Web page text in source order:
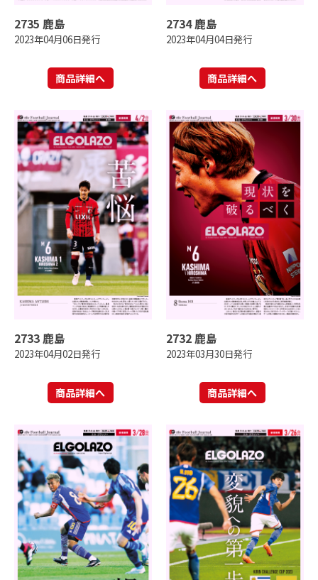
2735 鹿島
2023年04月06日発行
商品詳細へ
2734 鹿島
2023年04月04日発行
商品詳細へ
2733 鹿島
2023年04月02日発行
商品詳細へ
2732 鹿島
2023年03月30日発行
商品詳細へ